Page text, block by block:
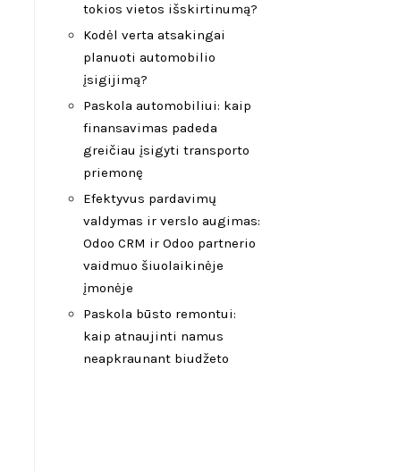
tokios vietos išskirtinumą?
Kodėl verta atsakingai
planuoti automobilio
įsigijimą?
Paskola automobiliui: kaip
finansavimas padeda
greičiau įsigyti transporto
priemonę
Efektyvus pardavimų
valdymas ir verslo augimas:
Odoo CRM ir Odoo partnerio
vaidmuo šiuolaikinėje
įmonėje
Paskola būsto remontui:
kaip atnaujinti namus
neapkraunant biudžeto